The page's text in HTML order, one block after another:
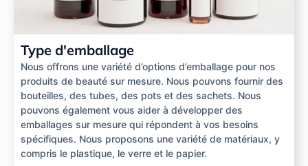
Type d'emballage
Nous offrons une variété d’options d’emballage pour nos
produits de beauté sur mesure. Nous pouvons fournir des
bouteilles, des tubes, des pots et des sachets. Nous
pouvons également vous aider à développer des
emballages sur mesure qui répondent à vos besoins
spécifiques. Nous proposons une variété de matériaux, y
compris le plastique, le verre et le papier.